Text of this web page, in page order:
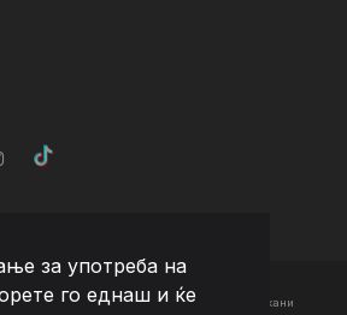
за употреба на
го еднаш и ќе
Team Extension Macedonia - Сите права задржани